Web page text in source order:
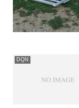
DQN